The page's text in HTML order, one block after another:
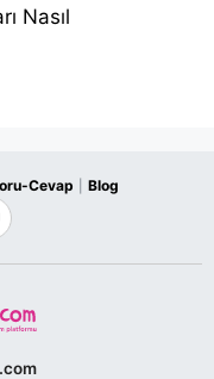
Nasıl
Cevap Blog